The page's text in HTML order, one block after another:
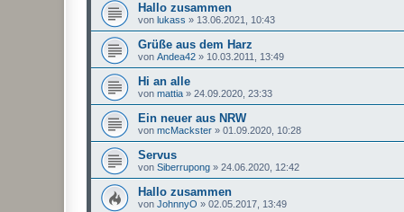
Hallo zusammen
von lukass » 13.06.2021, 10:43
Grüße aus dem Harz
von Andea42 » 10.03.2011, 13:49
Hi an alle
von mattia » 24.09.2020, 23:33
Ein neuer aus NRW
von mcMackster » 01.09.2020, 10:28
Servus
von Siberrupong » 24.06.2020, 12:42
Hallo zusammen
von JohnnyO » 02.05.2017, 13:49